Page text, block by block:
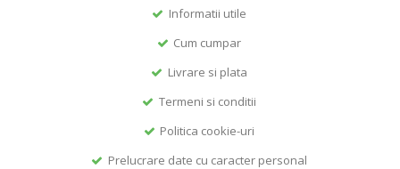
Informatii utile
Cum cumpar
Livrare si plata
Termeni si conditii
Politica cookie-uri
Prelucrare date cu caracter personal